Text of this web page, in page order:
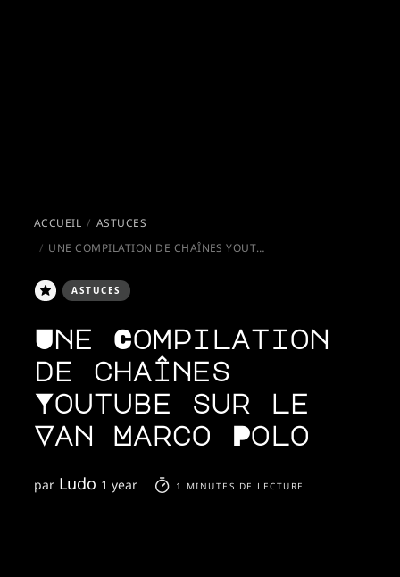
ACCUEIL
ASTUCES
UNE COMPILATION DE CHAÎNES YOUTUBE SUR LE VAN MARCO POLO
ASTUCES
Une Compilation
de chaînes
Youtube sur le
Van Marco Polo
par Ludo 1 year 1 MINUTES DE LECTURE